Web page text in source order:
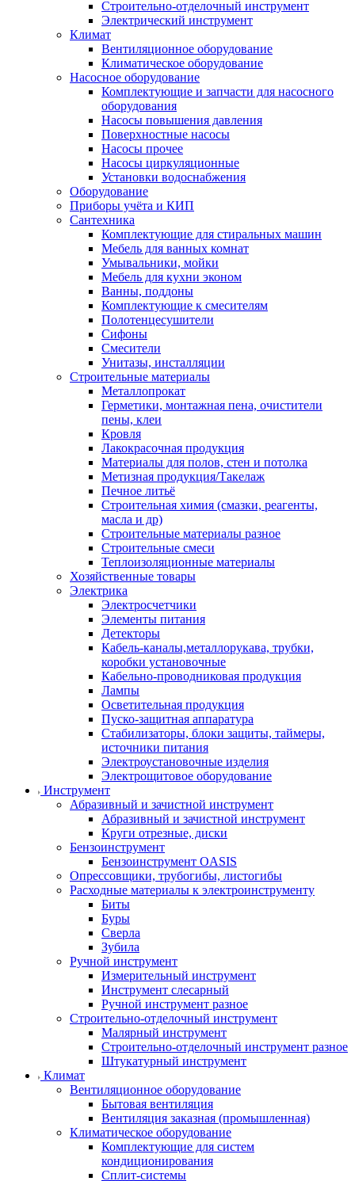
Строительно-отделочный инструмент
Электрический инструмент
Климат
Вентиляционное оборудование
Климатическое оборудование
Насосное оборудование
Комплектующие и запчасти для насосного
оборудования
Насосы повышения давления
Поверхностные насосы
Насосы прочее
Насосы циркуляционные
Установки водоснабжения
Оборудование
Приборы учёта и КИП
Сантехника
Комплектующие для стиральных машин
Мебель для ванных комнат
Умывальники, мойки
Мебель для кухни эконом
Ванны, поддоны
Комплектующие к смесителям
Полотенцесушители
Сифоны
Смесители
Унитазы, инсталляции
Строительные материалы
Металлопрокат
Герметики, монтажная пена, очистители
пены, клеи
Кровля
Лакокрасочная продукция
Материалы для полов, стен и потолка
Метизная продукция/Такелаж
Печное литьё
Строительная химия (смазки, реагенты,
масла и др)
Строительные материалы разное
Строительные смеси
Теплоизоляционные материалы
Хозяйственные товары
Электрика
Электросчетчики
Элементы питания
Детекторы
Кабель-каналы,металлорукава, трубки,
коробки установочные
Кабельно-проводниковая продукция
Лампы
Осветительная продукция
Пуско-защитная аппаратура
Стабилизаторы, блоки защиты, таймеры,
источники питания
Электроустановочные изделия
Электрощитовое оборудование
Инструмент
Абразивный и зачистной инструмент
Абразивный и зачистной инструмент
Круги отрезные, диски
Бензоинструмент
Бензоинструмент OASIS
Опрессовщики, трубогибы, листогибы
Расходные материалы к электроинструменту
Биты
Буры
Сверла
Зубила
Ручной инструмент
Измерительный инструмент
Инструмент слесарный
Ручной инструмент разное
Строительно-отделочный инструмент
Малярный инструмент
Строительно-отделочный инструмент разное
Штукатурный инструмент
Климат
Вентиляционное оборудование
Бытовая вентиляция
Вентиляция заказная (промышленная)
Климатическое оборудование
Комплектующие для систем
кондиционирования
Сплит-системы